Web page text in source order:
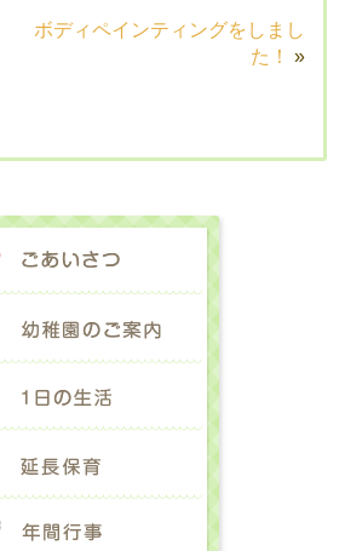
ボディペインティングをしまし
た！
»
ごあいさつ
幼稚園のご案内